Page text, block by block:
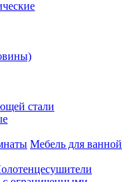
стали
Мебель для ванной